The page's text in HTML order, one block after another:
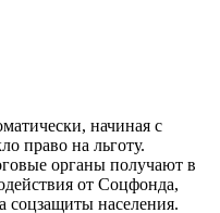
начиная с
право на льготу.
органы получают в
от Соцфонда,
соцзащиты населения.